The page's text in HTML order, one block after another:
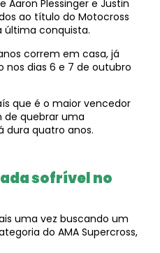
Aaron Plessinger e Justin
ao título do Motocross
última conquista.
correm em casa, já
nos dias 6 e 7 de outubro
que é o maior vencedor
de quebrar uma
dura quatro anos.
sofrível no
uma vez buscando um
do AMA Supercross,